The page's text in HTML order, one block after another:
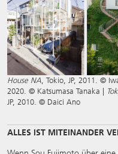
House NA , Tokio, JP, 2011. ©
2020. © Katsumasa Tanaka |
JP, 2010. © Daici Ano
ALLES IST MITEINANDER